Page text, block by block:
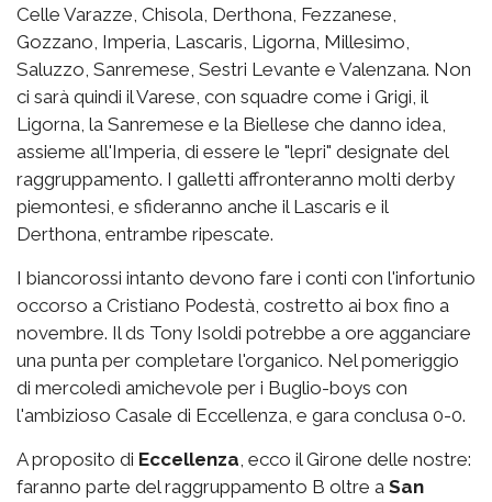
Celle Varazze, Chisola, Derthona, Fezzanese,
Gozzano, Imperia, Lascaris, Ligorna, Millesimo,
Saluzzo, Sanremese, Sestri Levante e Valenzana. Non
ci sarà quindi il Varese, con squadre come i Grigi, il
Ligorna, la Sanremese e la Biellese che danno idea,
assieme all'Imperia, di essere le "lepri" designate del
raggruppamento. I galletti affronteranno molti derby
piemontesi, e sfideranno anche il Lascaris e il
Derthona, entrambe ripescate.
I biancorossi intanto devono fare i conti con l'infortunio
occorso a Cristiano Podestà, costretto ai box fino a
novembre. Il ds Tony Isoldi potrebbe a ore agganciare
una punta per completare l'organico. Nel pomeriggio
di mercoledì amichevole per i Buglio-boys con
l'ambizioso Casale di Eccellenza, e gara conclusa 0-0.
A proposito di Eccellenza, ecco il Girone delle nostre:
faranno parte del raggruppamento B oltre a San